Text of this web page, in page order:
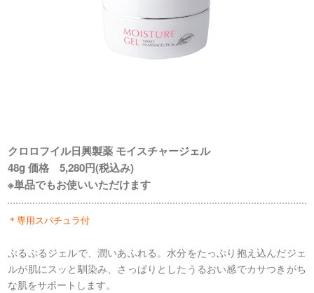
クロロフイル日興製薬 モイスチャージェル
48g 価格 5,280円(税込み)
※単品でもお使いいただけます
＊専用スパチュラ付
ぷるぷるジェルで、潤いあふれる。水分をたっぷり抱え込んだジェ
ルが肌にスッと馴染み、さっぱりとしたうるおい感でカサつきがち
な肌をサポートします。